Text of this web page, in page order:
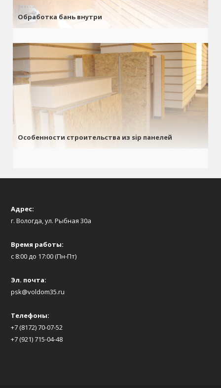
Обработка бань внутри
Особенности строительства из sip панелей
Адрес:
г. Вологда, ул. Рыбная 30а
Время работы:
с 8:00 до 17:00 (Пн-Пт)
Эл. почта:
psk@voldom35.ru
Телефоны:
+7 (8172) 70-07-52
+7 (921) 715-04-48